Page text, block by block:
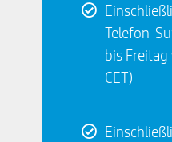
Telefon-
bis
CET)